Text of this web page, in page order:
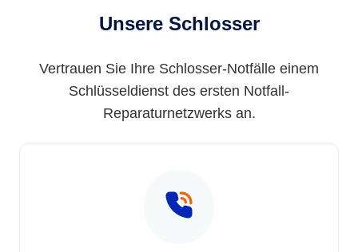
Unsere Schlosser
Vertrauen Sie Ihre Schlosser-Notfälle einem
Schlüsseldienst des ersten Notfall-
Reparaturnetzwerks an.